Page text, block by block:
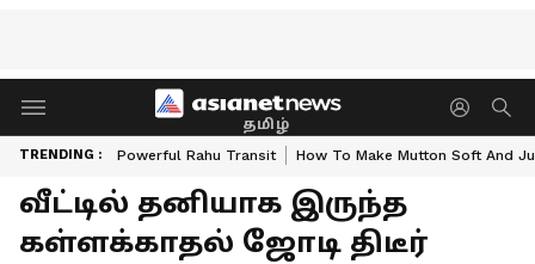
தமிழ்
TRENDING : Powerful Rahu Transit How To Make Mutton Soft And
வீட்டில் தனியாக இருந்த
கள்ளக்காதல் ஜோடி திடீர்